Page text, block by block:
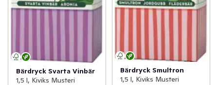
Bärdryck Svarta Vinbär
1,5 l, Kiviks Musteri
Bärdryck Smultron
1,5 l, Kiviks Musteri